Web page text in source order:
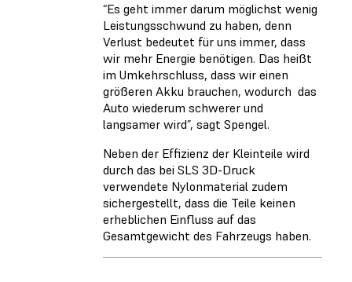
“Es geht immer darum möglichst wenig
Leistungsschwund zu haben, denn
Verlust bedeutet für uns immer, dass
wir mehr Energie benötigen. Das heißt
im Umkehrschluss, dass wir einen
größeren Akku brauchen, wodurch das
Auto wiederum schwerer und
langsamer wird”, sagt Spengel.
Neben der Effizienz der Kleinteile wird
durch das bei SLS 3D-Druck
verwendete Nylonmaterial zudem
sichergestellt, dass die Teile keinen
erheblichen Einfluss auf das
Gesamtgewicht des Fahrzeugs haben.